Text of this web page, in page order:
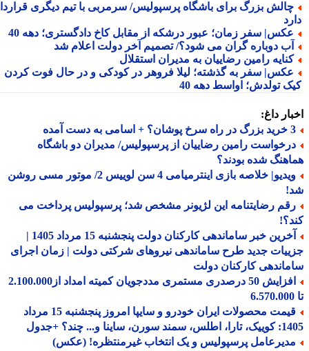
بزرگ برای باشگاه پرسپولیس/ سرمربی با تیم دیگری قرارداد
سفر زمان؛ عبور درشکه از مقابل کاخ دادگستری؛ دهه 40
دوباره گران می شود؟/ تصمیم آخر دولت اعلام شد
رامین رضاییان به مدیران استقلال
سفر به گذشته؛ لیلا فروهر در کودکی و در حال فوت کردن
تولدش؛ اواسط دهه 40
داغ:
رامین رضاییان از پرسپولیس/ مدیران دو باشگاه
شده بودند؟
ویدیو| خلاصه بازی اینترمیامی 4 سن لوییس 2/ موتور مسی روشن
رضایتنامه این لژیونر مشخص شد؛ پرسپولیس پرداخت می
آخرین خبر ساماندهی کارکنان دولت پنجشنبه 15 مرداد 1405 |
جدید طرح ساماندهی نیروهای شرکتی دولت | زمان اجرای
کارکنان دولت
افزایش 50 درصدری مستمری مددجویان کمیته امداد از2.100.000
قیمت محصولات ایران خودرو و سایپا امروز پنجشنبه 15 مرداد
ساینا و... چند؟ +جدول
پرسپولیس و یک انتخاب غیرمنتظره! (عکس)